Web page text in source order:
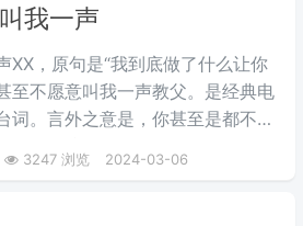
我一声
XX，原句是“我到底做了什么让你
至不愿意叫我一声教父。是经典电
词。言外之意是，你甚至是都不拿
3247 浏览 2024-03-06